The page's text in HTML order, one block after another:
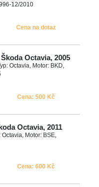
12/2010
Cena na dotaz
Octavia, 2005
Octavia, Motor: BKD,
Cena: 500 Kč
Octavia, 2011
Motor: BSE,
Cena: 600 Kč